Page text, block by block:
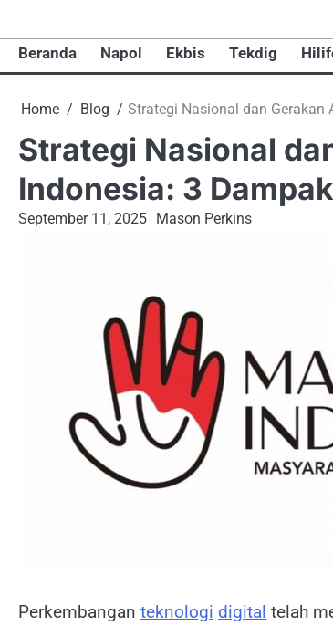
content
Beranda Napol Ekbis Tekdig
Home Blog Strategi Nasional dan Gerakan
Strategi Nasional
Indonesia: 3
September 11, 2025 Mason Perkins
Perkembangan teknologi digital telah